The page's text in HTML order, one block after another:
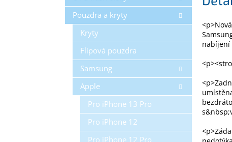
Pouzdra a kryty
Kryty
Flipová pouzdra
Samsung
Apple
Pro iPhone 13 Pro
Pro iPhone 12
Pro iPhone 12 Pro
nabíjení